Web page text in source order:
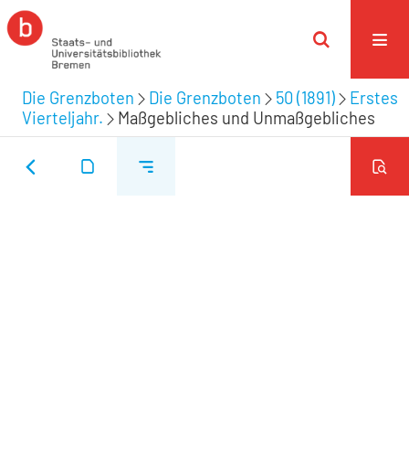
Die Grenzboten Die Grenzboten 50 (1891)
Erstes
Vierteljahr.
Maßgebliches und Unmaßgebliches